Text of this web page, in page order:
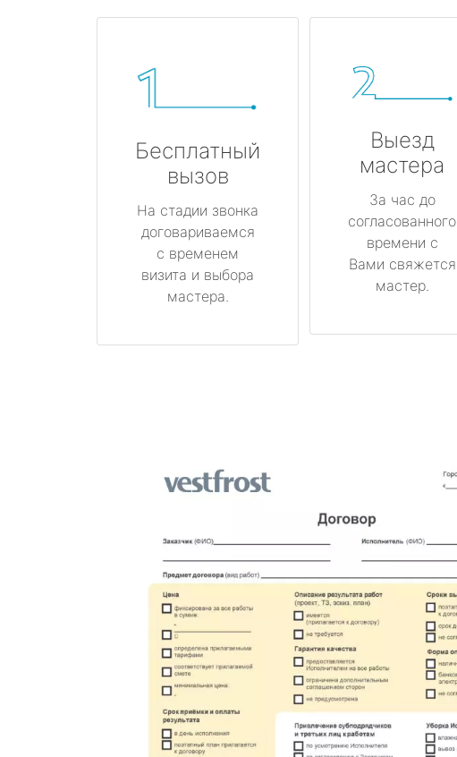
Бесплатный
вызов
На стадии звонка
договариваемся
с временем
визита и выбора
мастера.
Выезд
мастера
За час до
согласованного
времени с
Вами свяжется
мастер.